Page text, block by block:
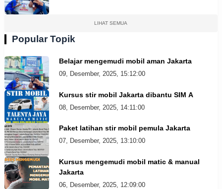
LIHAT SEMUA
Popular Topik
Belajar mengemudi mobil aman Jakarta
09, Desember, 2025, 15:12:00
Kursus stir mobil Jakarta dibantu SIM A
08, Desember, 2025, 14:11:00
Paket latihan stir mobil pemula Jakarta
07, Desember, 2025, 13:10:00
Kursus mengemudi mobil matic & manual
Jakarta
06, Desember, 2025, 12:09:00